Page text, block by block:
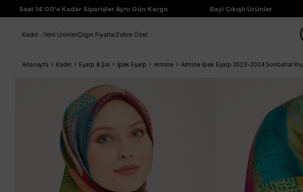
Saat 14:00'e Kadar Siparişler Aynı Gün Kargo Bayi Çıkışlı Ürünler
Kadın Yeni ÜrünlerÇılgın FiyatlarZuhre Özel
Anasayfa Kadın Eşarp & Şal İpek Eşarp Armine Armine İpek Eşarp 2023-2024 Sonbahar Kış